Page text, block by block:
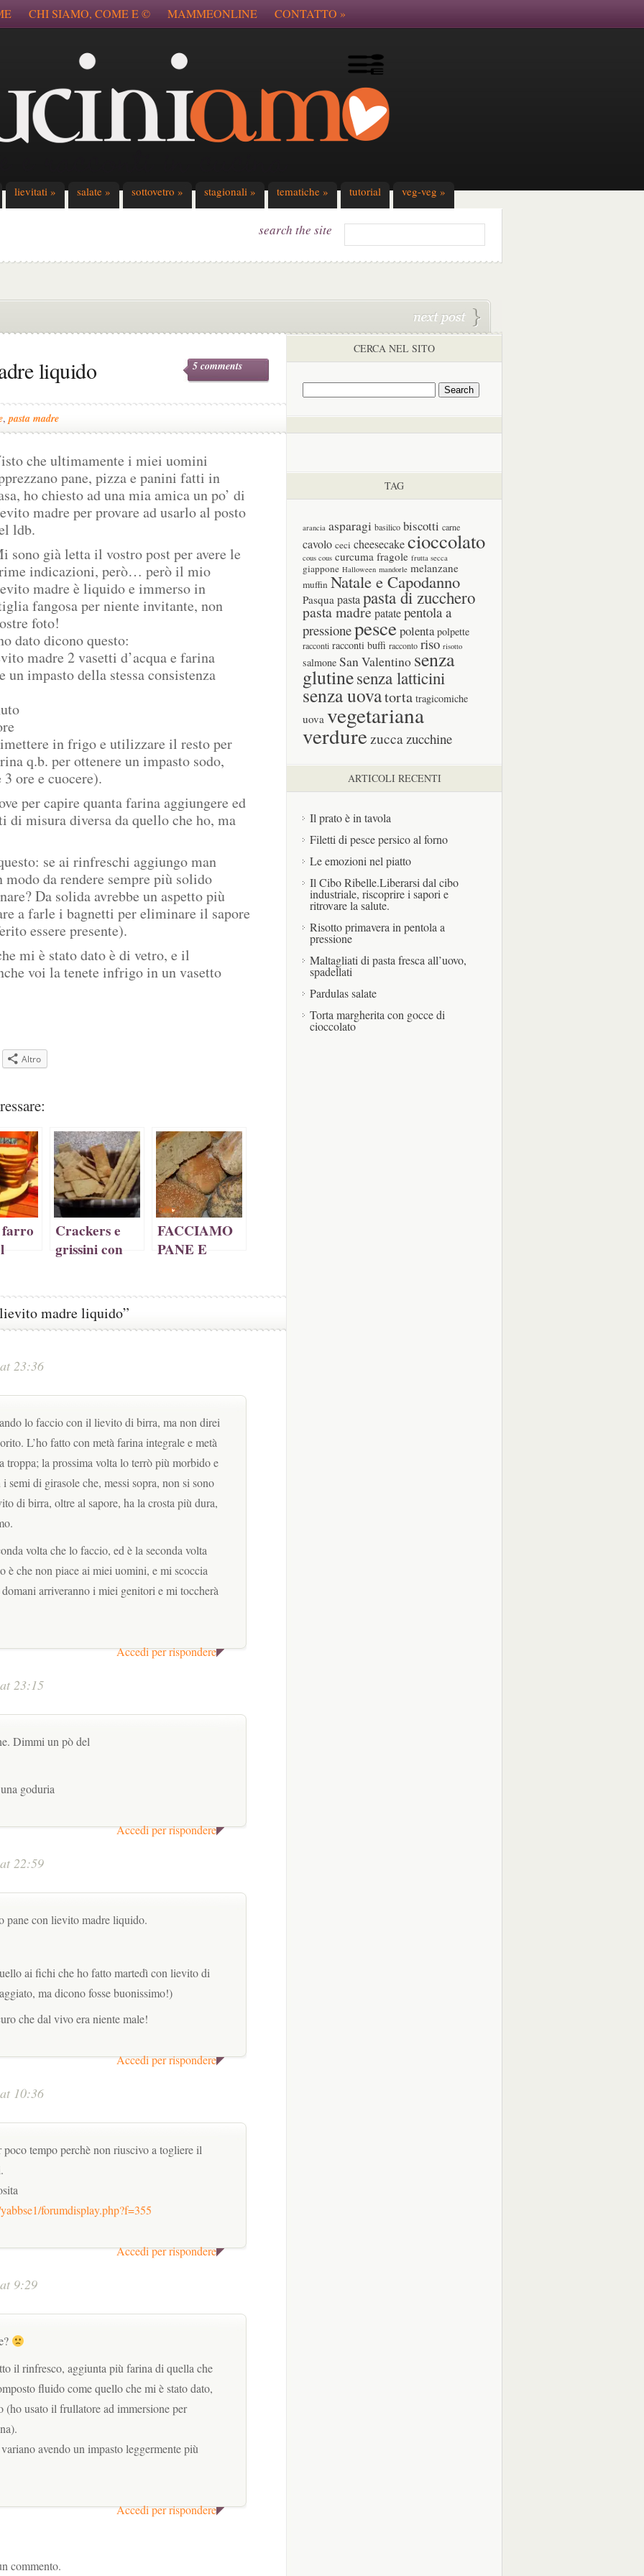
CHI SIAMO, COME E © MAMMEONLINE CONTATTO »
lievitati » salate » sottovetro » stagionali » tematiche » tutorial veg-veg »
search the site
liquido 5 comments
,pasta madre
che ultimamente i miei uomini
pane, pizza e panini fatti in
ho chiesto ad una mia amica un po’ di
madre per provare ad usarlo al posto
ldb.
sono già letta il vostro post per avere le
indicazioni, però… però il mio
madre è liquido e immerso in
fangosa per niente invitante, non
foto!
dato dicono questo:
madre 2 vasetti d’acqua e farina
un impasto della stessa consistenza
in frigo e utilizzare il resto per
q.b. per ottenere un impasto sodo,
ore e cuocere).
per capire quanta farina aggiungere ed
di misura diversa da quello che ho, ma
se ai rinfreschi aggiungo man
da rendere sempre più solido
Da solida avrebbe un aspetto più
a farle i bagnetti per eliminare il sapore
essere presente).
mi è stato dato è di vetro, e il
voi la tenete infrigo in un vasetto
Altro
farro
Crackers e
grissini con
FACCIAMO
PANE E
madre liquido”
23:36
lo faccio con il lievito di birra, ma non direi
L’ho fatto con metà farina integrale e metà
troppa; la prossima volta lo terrò più morbido e
semi di girasole che, messi sopra, non si sono
di birra, oltre al sapore, ha la crosta più dura,
volta che lo faccio, ed è la seconda volta
è che non piace ai miei uomini, e mi scoccia
arriveranno i miei genitori e mi toccherà
Accedi per rispondere
23:15
Dimmi un pò del
goduria
Accedi per rispondere
22:59
con lievito madre liquido.
ai fichi che ho fatto martedì con lievito di
ma dicono fosse buonissimo!)
che dal vivo era niente male!
Accedi per rispondere
10:36
tempo perchè non riuscivo a togliere il
forumdisplay.php?f=355
Accedi per rispondere
9:29
il rinfresco, aggiunta più farina di quella che
fluido come quello che mi è stato dato,
(ho usato il frullatore ad immersione per
avendo un impasto leggermente più
Accedi per rispondere
commento.
CERCA NEL SITO
TAG
arancia asparagi basilico biscotti carne
cavolo ceci cheesecakecioccolato
cous cous curcuma fragole frutta secca
giappone Halloween mandorle melanzane
muffin Natale e Capodanno
Pasqua pastapasta di zucchero
pasta madre patatepentola a
pressionepesce polenta polpette
racconti racconti buffi racconto riso risotto
salmone San Valentino senza
glutinesenza latticini
senza uovatorta tragicomiche
uova vegetariana
verdurezuccazucchine
ARTICOLI RECENTI
Il prato è in tavola
Filetti di pesce persico al forno
Le emozioni nel piatto
Il Cibo Ribelle.Liberarsi dal cibo
industriale, riscoprire i sapori e
ritrovare la salute.
Risotto primavera in pentola a
pressione
Maltagliati di pasta fresca all’uovo,
spadellati
Pardulas salate
Torta margherita con gocce di
cioccolato